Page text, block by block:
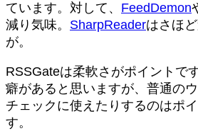
ています。対して、 FeedDemon
減り気味。 SharpReaderはさほ
が。
RSSGateは柔軟さがポイントで
癖があると思いますが、普通の
チェックに使えたりするのはポ
す。